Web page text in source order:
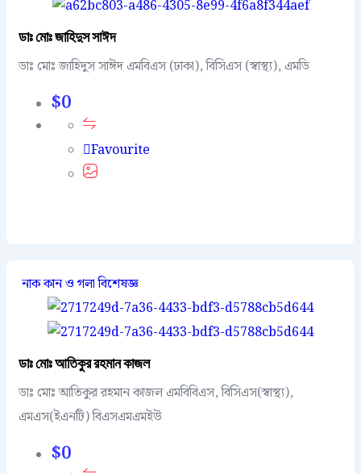
ডাঃ মোঃ জাহিদুস সাঈদ
ডাঃ মোঃ জাহিদুস সাঈদ এমবিএস (ঢাকা), বিসিএস (স্বাস্থ্য), এমডি
$0
Favourite
নাক কান ও গলা বিশেষজ্ঞ
ডাঃ মোঃ আতিকুর রহমান কাজল
ডাঃ মোঃ আতিকুর রহমান কাজল এমবিবিএস, বিসিএস(স্বাস্থ্য),
এমএস(ইএনটি) বিএসএমএমইউ
$0